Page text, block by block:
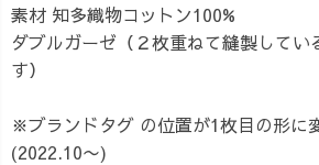
素材 知多織物コットン100%
ダブルガーゼ（２枚重ねて縫製してい
す）
※ブランドタグ の位置が1枚目の形に
(2022.10〜)